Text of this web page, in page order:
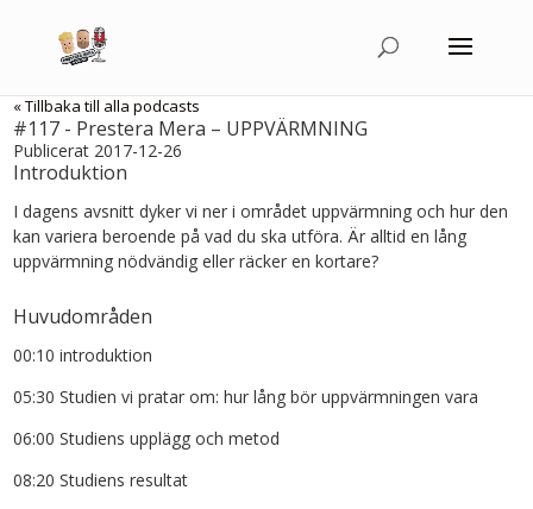
« Tillbaka till alla podcasts
#117 - Prestera Mera – UPPVÄRMNING
Publicerat 2017-12-26
Introduktion
I dagens avsnitt dyker vi ner i området uppvärmning och hur den
kan variera beroende på vad du ska utföra. Är alltid en lång
uppvärmning nödvändig eller räcker en kortare?
Huvudområden
00:10 introduktion
05:30 Studien vi pratar om: hur lång bör uppvärmningen vara
06:00 Studiens upplägg och metod
08:20 Studiens resultat